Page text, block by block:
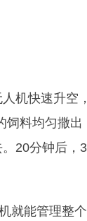
机快速升空
料均匀撒
20分钟后
就能管理整